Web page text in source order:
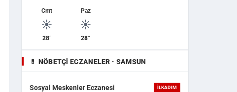
Cmt
☀️
28°
Paz
☀️
28°
💊 NÖBETÇI ECZANELER · SAMSUN
Sosyal Meskenler Eczanesi İLKADIM